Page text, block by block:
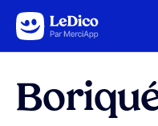
Aller au contenu